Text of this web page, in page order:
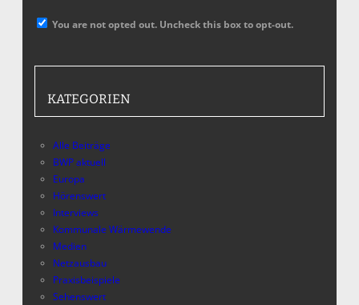
You are not opted out. Uncheck this box to opt-out.
KATEGORIEN
Alle Beiträge
BWP aktuell
Europa
Hörenswert
Interviews
Kommunale Wärmewende
Medien
Netzausbau
Praxisbeispiele
Sehenswert